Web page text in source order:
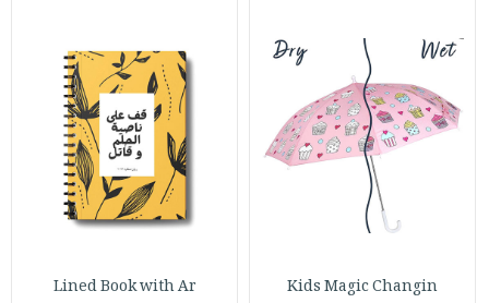
Kids Magic Changin
Lined Book with Ar